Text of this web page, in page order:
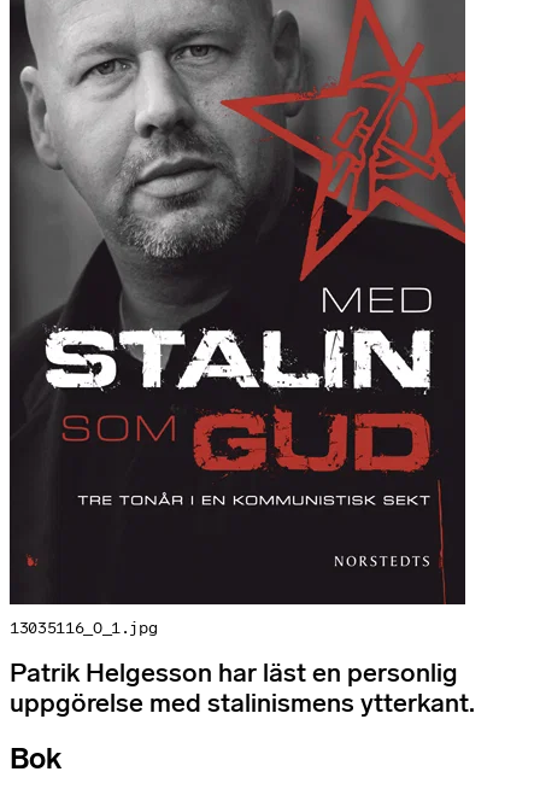
13035116_O_1.jpg
Patrik Helgesson har läst en personlig
uppgörelse med stalinismens ytterkant.
Bok